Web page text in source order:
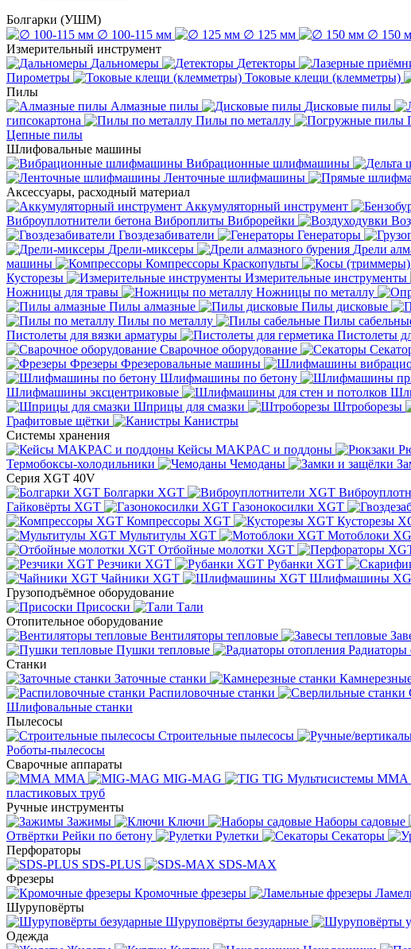
Болгарки (УШМ)
∅ 100-115 мм
∅ 125 мм ∅ 150
Измерительный инструмент
Дальномеры
Детекторы
Пирометры
Токовые клещи (клемметры)
Пилы
Алмазные пилы
Дисковые пилы
гипсокартона
Пилы по металлу
Цепные пилы
Шлифовальные машины
Вибрационные шлифмашины
Ленточные шлифмашины
Аксессуары, расходный материал
Аккумуляторный инструмент
Виброуплотнители бетона Виброплиты Виброрейки
Гвоздезабиватели
Генераторы
Дрели-миксеры
Дрели
машины
Компрессоры Краскопульты
Кусторезы
Измерительные инструменты
Ножницы для травы
Ножницы по металлу
Пилы алмазные
Пилы дисковые
Пилы по металлу
Пилы
Пистолеты для вязки арматуры
Пистолеты
Сварочное оборудование
Фрезеры Фрезеровальные машины
Шлифмашины по бетону
Шлифмашины эксцентриковые
Шприцы для смазки
Штроборезы
Графитовые щётки
Канистры
Системы хранения
Кейсы MAKPAC и поддоны
Термобоксы-холодильники
Чемоданы
Серия XGT 40V
Болгарки XGT
Гайковёрты XGT
Газонокосилки XGT
Компрессоры XGT
Кусторезы
Мультитулы XGT
Мотоблоки
Отбойные молотки XGT
Резчики XGT
Рубанки XGT
Чайники XGT
Шлифмашины
Грузоподъёмное оборудование
Присоски
Тали
Отопительное оборудование
Вентиляторы тепловые
Пушки тепловые
Радиаторы
Станки
Заточные станки
Распиловочные станки
Шлифовальные станки
Пылесосы
Строительные пылесосы
Роботы-пылесосы
Сварочные аппараты
MMA
MIG-MAG TIG Мультисистемы ММА
пластиковых труб
Ручные инструменты
Зажимы
Ключи Наборы садовые
Отвёртки Рейки по бетону Рулетки Секаторы
Перфораторы
SDS-PLUS
SDS-MAX
Фрезеры
Кромочные фрезеры
Шуруповёрты
Шуруповёрты безударные
Одежда